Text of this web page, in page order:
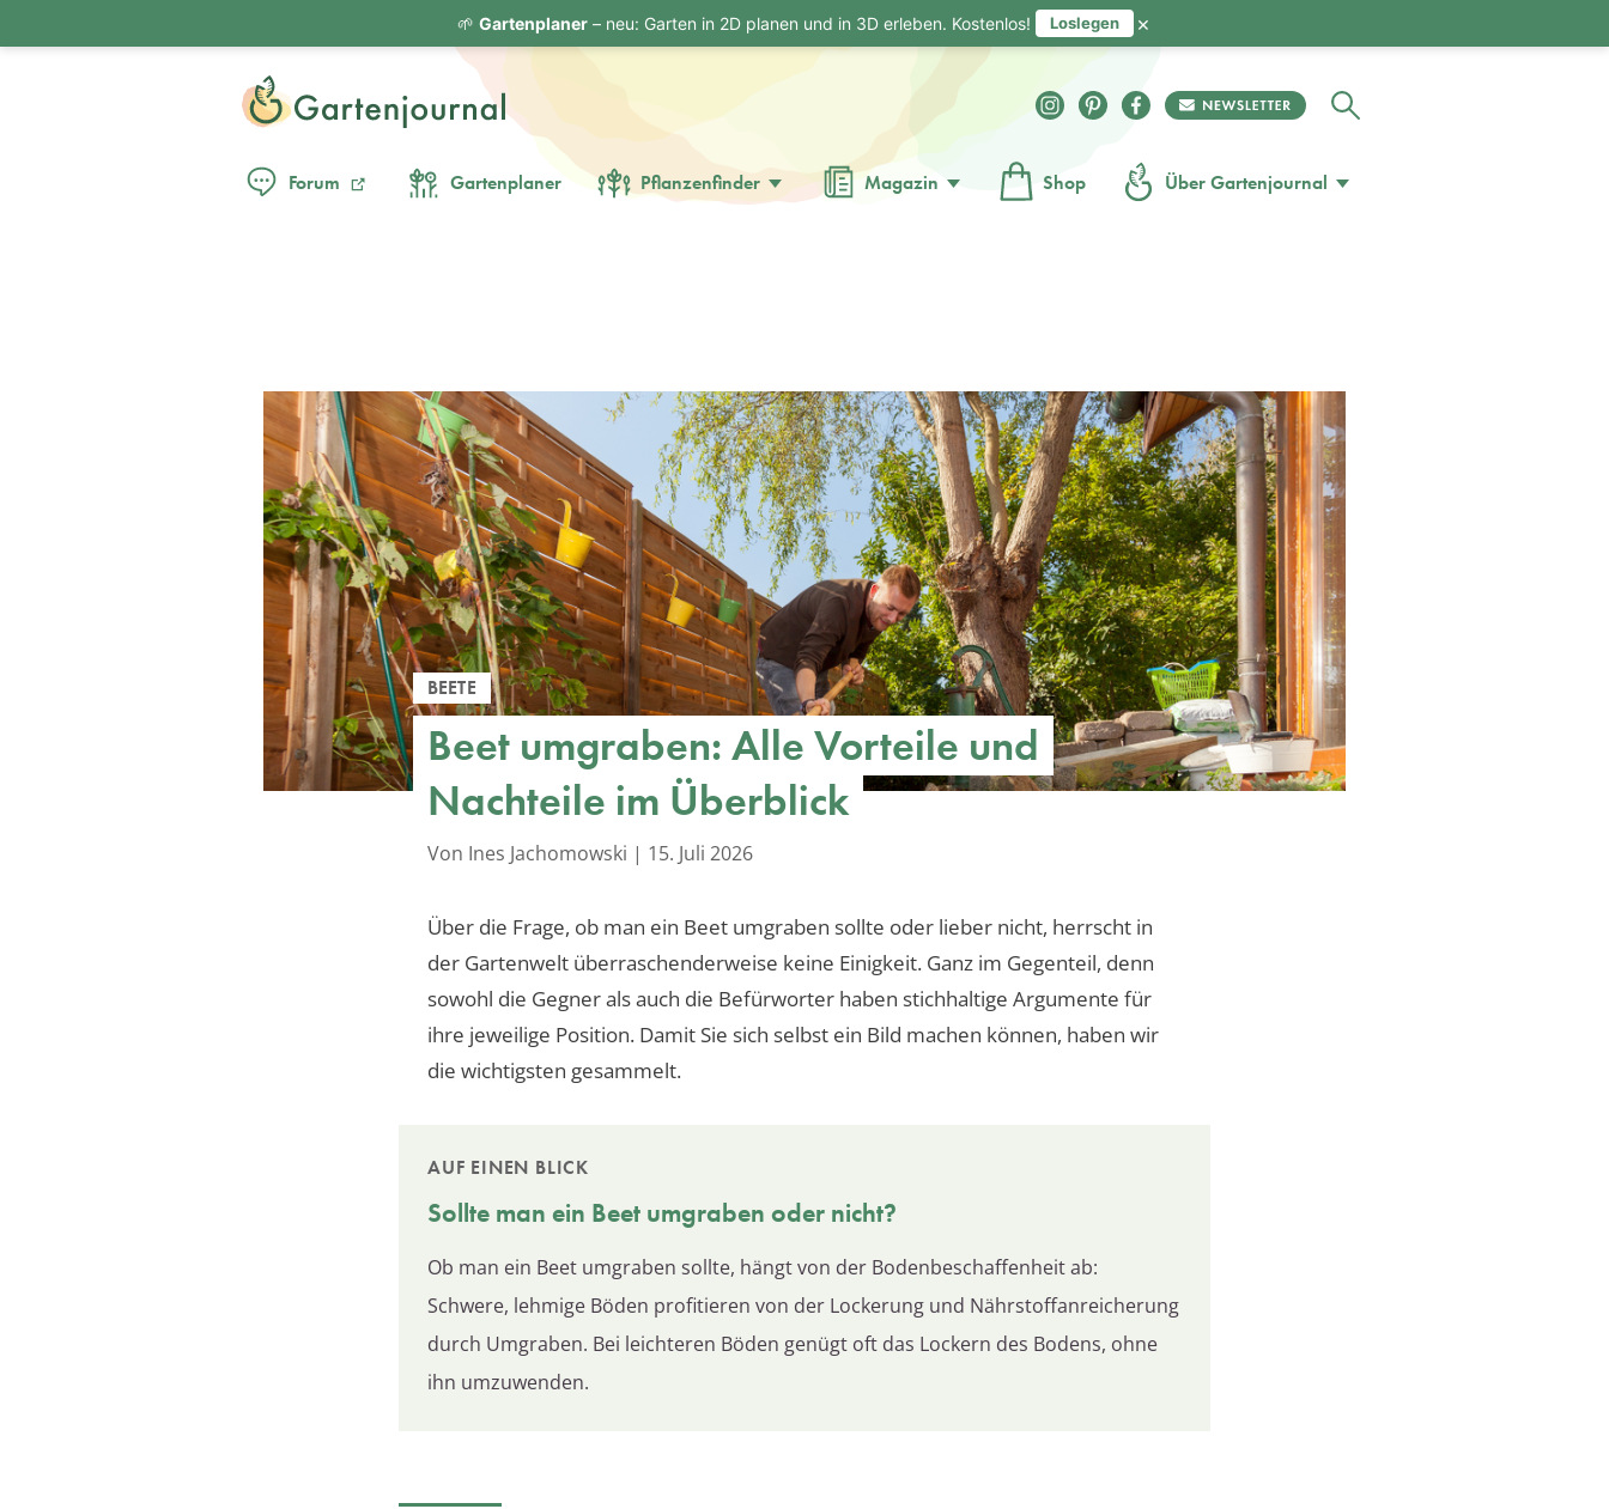
Forum Gartenplaner Pflanzenfinder Magazin Shop Über Gartenjournal
BEETE
Beet umgraben: Alle Vorteile und
Nachteile im Überblick
Von Ines Jachomowski | 15. Juli 2026
Über die Frage, ob man ein Beet umgraben sollte oder lieber nicht, herrscht in
der Gartenwelt überraschenderweise keine Einigkeit. Ganz im Gegenteil, denn
sowohl die Gegner als auch die Befürworter haben stichhaltige Argumente für
ihre jeweilige Position. Damit Sie sich selbst ein Bild machen können, haben wir
die wichtigsten gesammelt.
AUF EINEN BLICK
Sollte man ein Beet umgraben oder nicht?
Ob man ein Beet umgraben sollte, hängt von der Bodenbeschaffenheit ab:
Schwere, lehmige Böden profitieren von der Lockerung und Nährstoffanreicherung
durch Umgraben. Bei leichteren Böden genügt oft das Lockern des Bodens, ohne
ihn umzuwenden.
🌱 Gartenplaner– neu: Garten in 2D planen und in 3D erleben. Kostenlos! Loslegen ×